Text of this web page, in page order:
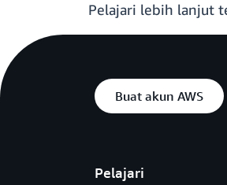
Pelajari lebih lanjut
Buat akun AWS
Pelajari